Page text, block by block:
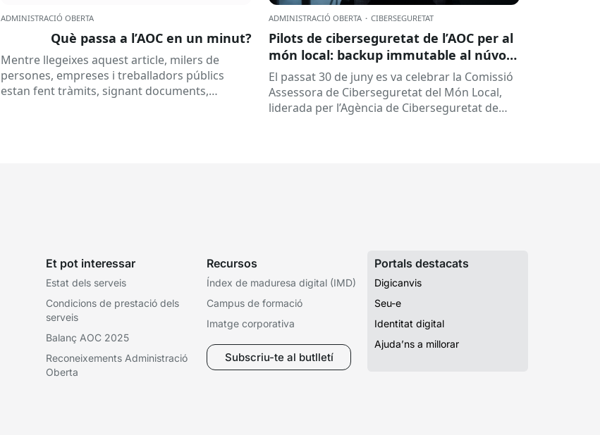
ADMINISTRACIÓ OBERTA
Què passa a l’AOC en un minut?
Mentre llegeixes aquest article, milers de
persones, empreses i treballadors públics
estan fent tràmits, signant documents,
ADMINISTRACIÓ OBERTA · CIBERSEGURETAT
Pilots de ciberseguretat de l’AOC per al
món local: backup immutable al núvol i
altres
El passat 30 de juny es va celebrar la Comissió
Assessora de Ciberseguretat del Món Local,
liderada per l’Agència de Ciberseguretat de
Et pot interessar
Estat dels serveis
Condicions de prestació dels
serveis
Balanç AOC 2025
Reconeixements Administració
Oberta
Recursos
Índex de maduresa digital (IMD)
Campus de formació
Imatge corporativa
Subscriu-te al butlletí
Portals destacats
Digicanvis
Seu-e
Identitat digital
Ajuda’ns a millorar